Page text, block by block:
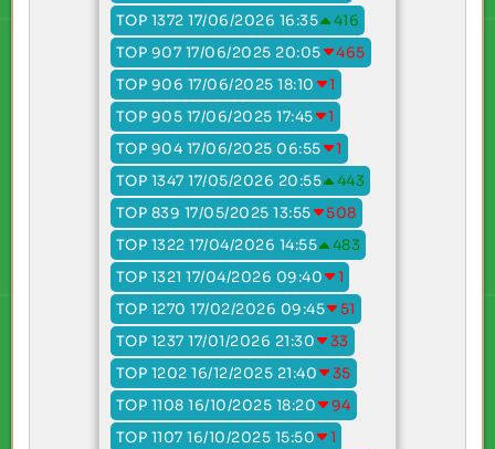
TOP 1372 17/06/2026 16:35
416
TOP 907 17/06/2025 20:05
465
TOP 906 17/06/2025 18:10
1
TOP 905 17/06/2025 17:45
1
TOP 904 17/06/2025 06:55
1
TOP 1347 17/05/2026 20:55
443
TOP 839 17/05/2025 13:55
508
TOP 1322 17/04/2026 14:55
483
TOP 1321 17/04/2026 09:40
1
TOP 1270 17/02/2026 09:45
51
TOP 1237 17/01/2026 21:30
33
TOP 1202 16/12/2025 21:40
35
TOP 1108 16/10/2025 18:20
94
TOP 1107 16/10/2025 15:50
1